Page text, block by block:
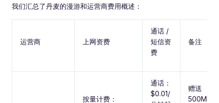
我们汇总了丹麦的漫游和运营商费用概述：
运营商 上网资费
通话 /
短信资
费
备注
按量计费：
通话：
$0.01/
赠送
500MB